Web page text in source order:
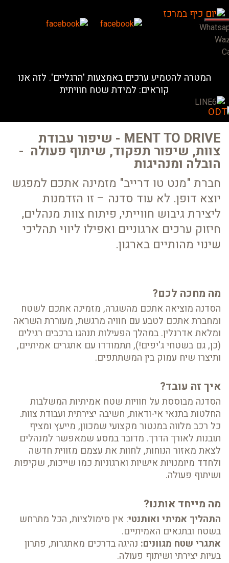
המטרה להטמיע ערכים באמצעות 'הרגליים'. לזה אנו
קוראים: למידת שטח חוויתית
MENT TO DRIVE - שיפור עבודת
צוות, שיפור תפקוד, שיתוף פעולה -
הובלה ומנהיגות
חברת "מנט טו דרייב" מזמינה אתכם למפגש
יוצא דופן. לא עוד סדנה – זו הזדמנות
ליצירת גיבוש חווייתי, פיתוח צוות מנהלים,
חיזוק ערכים ארגוניים ואפילו ליווי תהליכי
שינוי מהותיים בארגון.
מה מחכה לכם?
הסדנה מוציאה אתכם מהשגרה, מזמינה אתכם לשטח
ומחברת אתכם לטבע עם חוויה מרגשת, מעוררת השראה
ומלאת אדרנלין. במהלך הפעילות תנהגו ברכבים רגילים
(כן, גם בשטחי ג'יפים!), תתמודדו עם אתגרים אמיתיים,
ותיצרו שיח עמוק בין המשתתפים.
איך זה עובד?
הסדנה מבוססת על חוויות שטח אמיתיות המשלבות
החלטות בתנאי אי-ודאות, חשיבה יצירתית ועבודת צוות.
כל רכב מלווה במנטור מקצועי שמכוון, מייעץ ומציף
תובנות לאורך הדרך. מדובר במסע שמאפשר למנהלים
לצאת מאזור הנוחות, לחוות את עצמם מזווית חדשה
ולחדד מיומנויות אישיות וארגוניות כמו שייכות, שקיפות
ושיתוף פעולה.
מה מייחד אותנו?
התהליך אמיתי ואותנטי: אין סימולציות, הכל מתרחש
בשטח ובתנאים האמיתיים.
אתגרי שטח מגוונים: נהיגה בדרכים מאתגרות, פתרון
בעיות יצירתי ושיתוף פעולה.